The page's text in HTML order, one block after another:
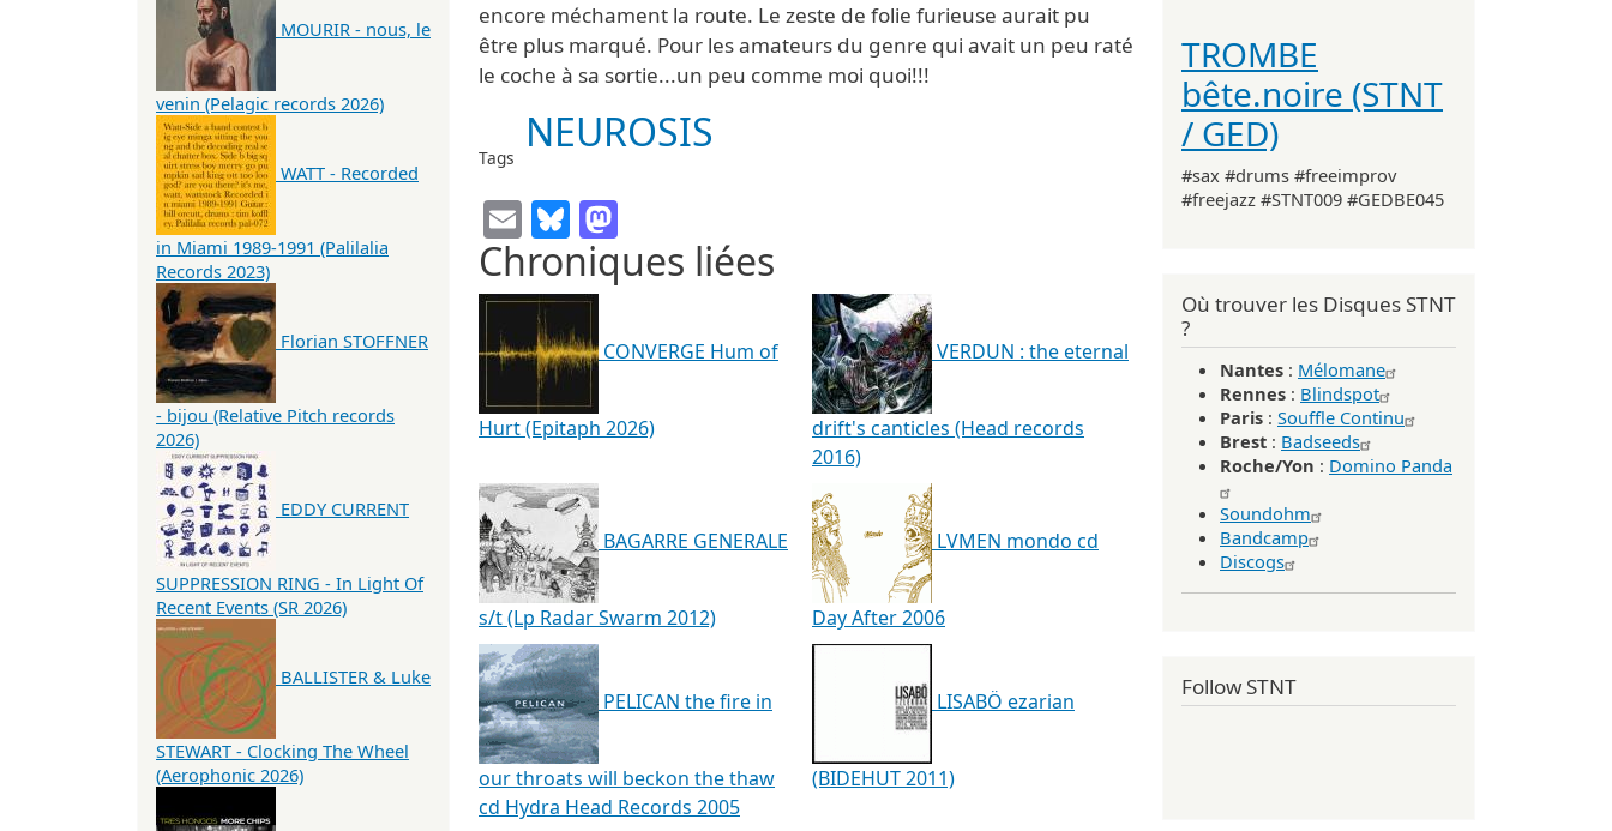
encore méchament la route. Le zeste de folie furieuse aurait pu
être plus marqué. Pour les amateurs du genre qui avait un peu raté
le coche à sa sortie...un peu comme moi quoi!!!
Tags
NEUROSIS
EmailBluesky
Chroniques liées
CONVERGE Hum of
Hurt (Epitaph 2026)
VERDUN : the eternal
drift's canticles (Head records
2016)
BAGARRE GENERALE
s/t (Lp Radar Swarm 2012)
LVMEN mondo cd
Day After 2006
PELICAN the fire in
our throats will beckon the thaw
cd Hydra Head Records 2005
LISABÖ ezarian
(BIDEHUT 2011)
MOURIR - nous, le
venin (Pelagic records 2026)
WATT - Recorded
in Miami 1989-1991 (Palilalia
Records 2023)
Florian STOFFNER
- bijou (Relative Pitch records
2026)
EDDY CURRENT
SUPPRESSION RING - In Light Of
Recent Events (SR 2026)
BALLISTER & Luke
STEWART - Clocking The Wheel
(Aerophonic 2026)
TROMBE
bête.noire (STNT
/ GED)
#sax #drums #freeimprov
#freejazz #STNT009 #GEDBE045
Où trouver les Disques STNT
?
Nantes : Mélomane
Rennes : Blindspot
Paris : Souffle Continu
Brest : Badseeds
Roche/Yon : Domino Panda
Soundohm
Bandcamp
Discogs
Follow STNT